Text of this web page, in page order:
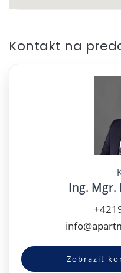
Kontakt na
Ing. Mgr.
Zobraziť